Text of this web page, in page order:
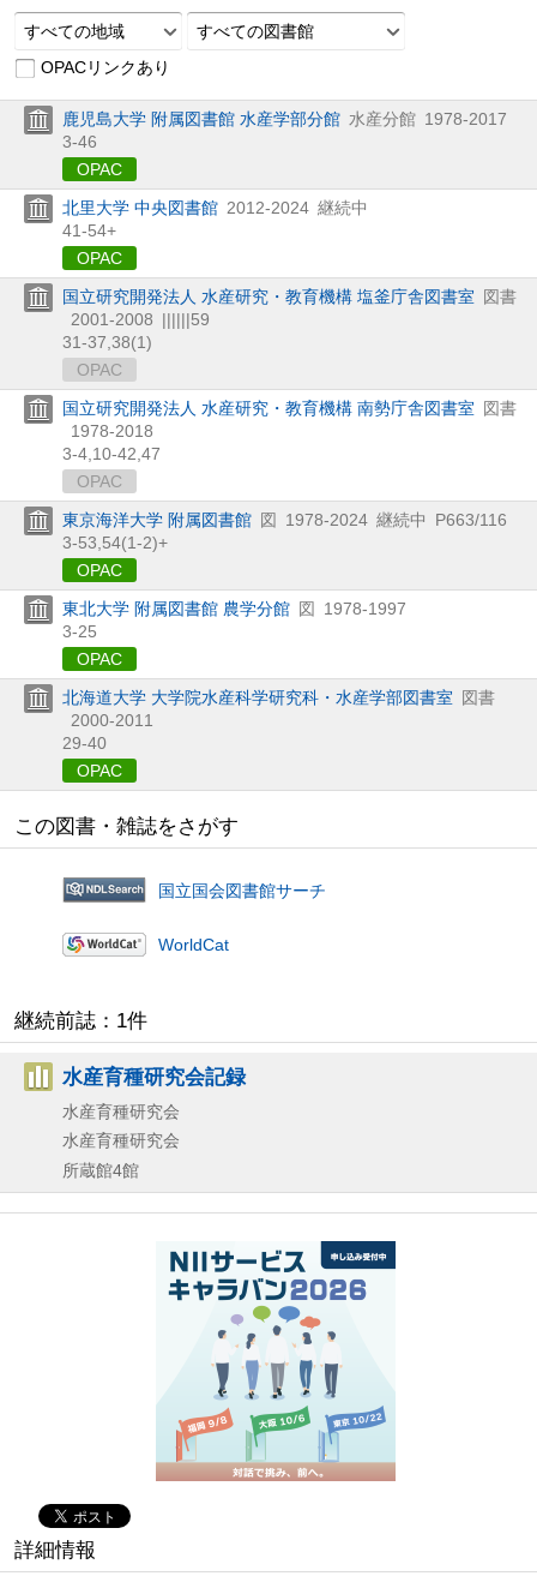
すべての地域
すべての図書館
OPACリンクあり
鹿児島大学 附属図書館 水産学部分館 水産分館 1978-2017
3-46
OPAC
北里大学 中央図書館 2012-2024 継続中
41-54+
OPAC
国立研究開発法人 水産研究・教育機構 塩釜庁舎図書室 図書
2001-2008 ||||||59
31-37, 38(1)
OPAC
国立研究開発法人 水産研究・教育機構 南勢庁舎図書室 図書
1978-2018
3-4, 10-42, 47
OPAC
東京海洋大学 附属図書館 図 1978-2024 継続中
P663/116
3-53, 54(1-2)+
OPAC
東北大学 附属図書館 農学分館 図 1978-1997
3-25
OPAC
北海道大学 大学院水産科学研究科・水産学部図書室 図書
2000-2011
29-40
OPAC
この図書・雑誌をさがす
国立国会図書館サーチ
WorldCat
継続前誌：1件
水産育種研究会記録
水産育種研究会
水産育種研究会
所蔵館4館
詳細情報